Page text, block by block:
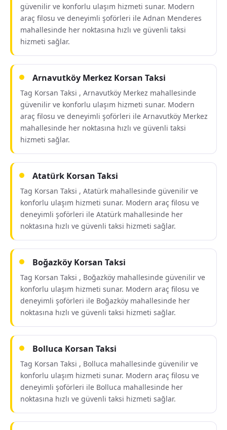
güvenilir ve konforlu ulaşım hizmeti sunar. Modern
araç filosu ve deneyimli şoförleri ile Adnan Menderes
mahallesinde her noktasına hızlı ve güvenli taksi
hizmeti sağlar.
Arnavutköy Merkez Korsan Taksi
Tag Korsan Taksi , Arnavutköy Merkez mahallesinde
güvenilir ve konforlu ulaşım hizmeti sunar. Modern
araç filosu ve deneyimli şoförleri ile Arnavutköy Merkez
mahallesinde her noktasına hızlı ve güvenli taksi
hizmeti sağlar.
Atatürk Korsan Taksi
Tag Korsan Taksi , Atatürk mahallesinde güvenilir ve
konforlu ulaşım hizmeti sunar. Modern araç filosu ve
deneyimli şoförleri ile Atatürk mahallesinde her
noktasına hızlı ve güvenli taksi hizmeti sağlar.
Boğazköy Korsan Taksi
Tag Korsan Taksi , Boğazköy mahallesinde güvenilir ve
konforlu ulaşım hizmeti sunar. Modern araç filosu ve
deneyimli şoförleri ile Boğazköy mahallesinde her
noktasına hızlı ve güvenli taksi hizmeti sağlar.
Bolluca Korsan Taksi
Tag Korsan Taksi , Bolluca mahallesinde güvenilir ve
konforlu ulaşım hizmeti sunar. Modern araç filosu ve
deneyimli şoförleri ile Bolluca mahallesinde her
noktasına hızlı ve güvenli taksi hizmeti sağlar.